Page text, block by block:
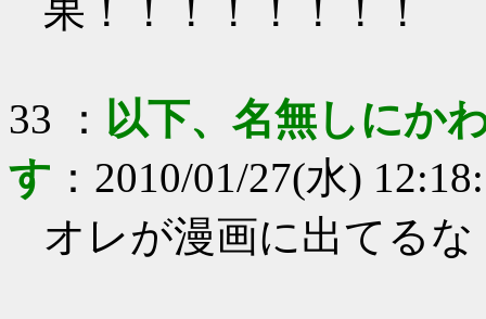
果！！！！！！！！
33 ： 以下、名無しにか
す ： 2010/01/27(水)
オレが漫画に出てるな